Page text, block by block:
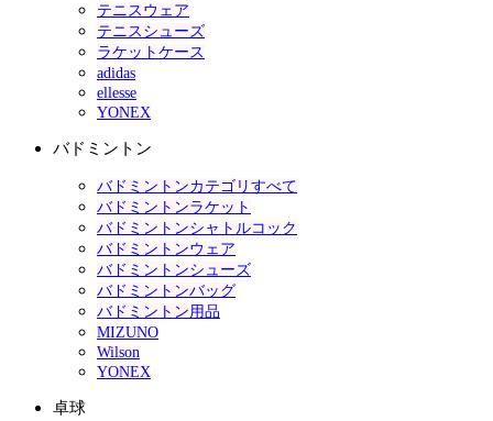
テニスウェア
テニスシューズ
ラケットケース
adidas
ellesse
YONEX
バドミントン
バドミントンカテゴリすべて
バドミントンラケット
バドミントンシャトルコック
バドミントンウェア
バドミントンシューズ
バドミントンバッグ
バドミントン用品
MIZUNO
Wilson
YONEX
卓球